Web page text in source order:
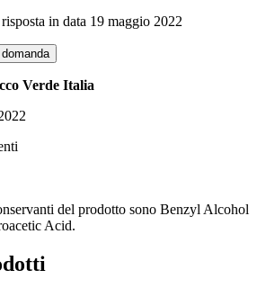
in data 19 maggio 2022
Verde Italia
del prodotto sono Benzyl Alcohol
Acid.